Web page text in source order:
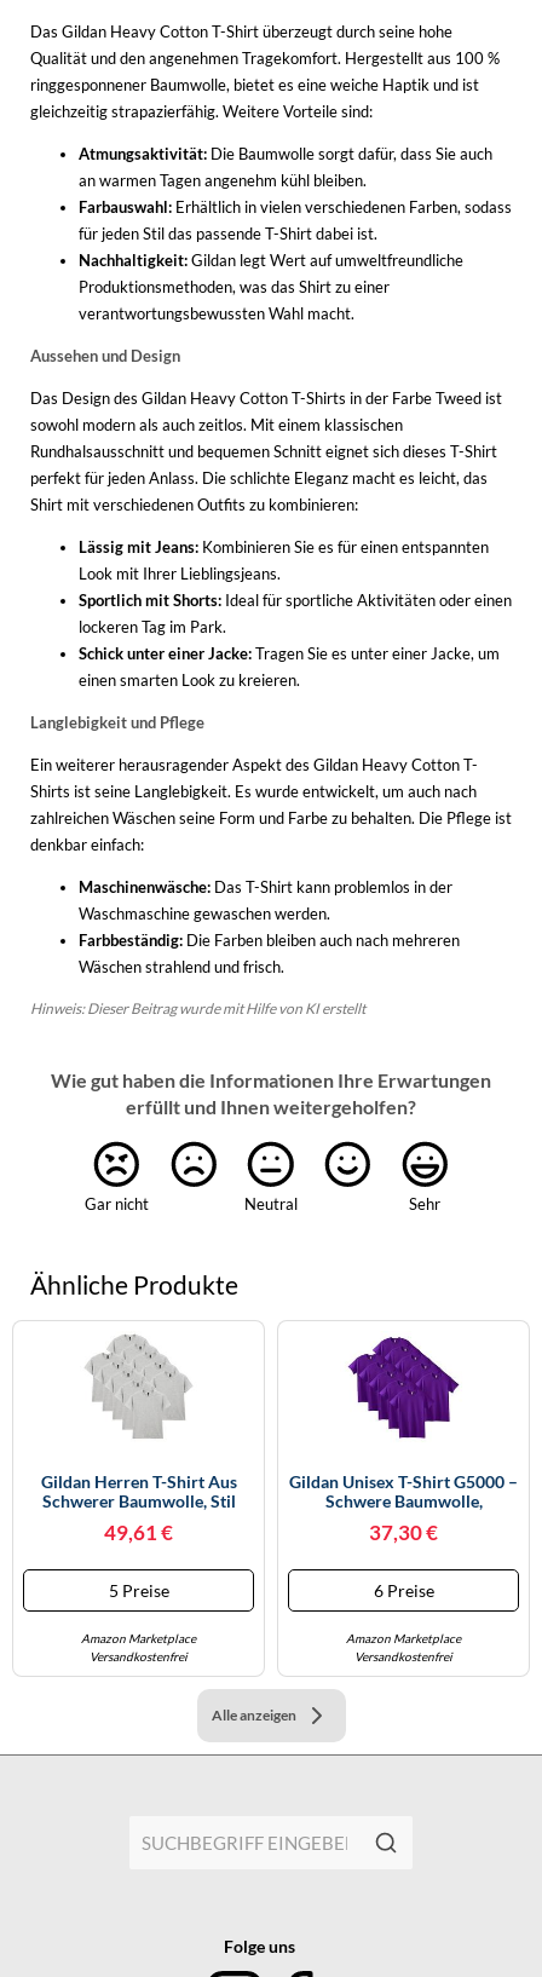
Das Gildan Heavy Cotton T-Shirt überzeugt durch seine hohe
Qualität und den angenehmen Tragekomfort. Hergestellt aus 100 %
ringgesponnener Baumwolle, bietet es eine weiche Haptik und ist
gleichzeitig strapazierfähig. Weitere Vorteile sind:
Atmungsaktivität: Die Baumwolle sorgt dafür, dass Sie auch
an warmen Tagen angenehm kühl bleiben.
Farbauswahl: Erhältlich in vielen verschiedenen Farben, sodass
für jeden Stil das passende T-Shirt dabei ist.
Nachhaltigkeit:Gildan legt Wert auf umweltfreundliche
Produktionsmethoden, was das Shirt zu einer
verantwortungsbewussten Wahl macht.
Aussehen und Design
Das Design des Gildan Heavy Cotton T-Shirts in der Farbe Tweed ist
sowohl modern als auch zeitlos. Mit einem klassischen
Rundhalsausschnitt und bequemen Schnitt eignet sich dieses T-Shirt
perfekt für jeden Anlass. Die schlichte Eleganz macht es leicht, das
Shirt mit verschiedenen Outfits zu kombinieren:
Lässig mit Jeans: Kombinieren Sie es für einen entspannten
Look mit Ihrer Lieblingsjeans.
Sportlich mit Shorts: Ideal für sportliche Aktivitäten oder einen
lockeren Tag im Park.
Schick unter einer Jacke:Tragen Sie es unter einer Jacke, um
einen smarten Look zu kreieren.
Langlebigkeit und Pflege
Ein weiterer herausragender Aspekt des Gildan Heavy Cotton T-
Shirts ist seine Langlebigkeit. Es wurde entwickelt, um auch nach
zahlreichen Wäschen seine Form und Farbe zu behalten. Die Pflege ist
denkbar einfach:
Maschinenwäsche: Das T-Shirt kann problemlos in der
Waschmaschine gewaschen werden.
Farbbeständig: Die Farben bleiben auch nach mehreren
Wäschen strahlend und frisch.
Hinweis: Dieser Beitrag wurde mit Hilfe von KI erstellt
Wie gut haben die Informationen Ihre Erwartungen
erfüllt und Ihnen weitergeholfen?
Gar nicht Neutral Sehr
Ähnliche Produkte
Gildan Herren T-Shirt Aus
Schwerer Baumwolle, Stil
3X-Large
49,61 €
5 Preise
Amazon Marketplace
Versandkostenfrei
Gildan Unisex T-Shirt G5000 –
Schwere Baumwolle,
37,30 €
6 Preise
Amazon Marketplace
Versandkostenfrei
Alle anzeigen
Folge uns